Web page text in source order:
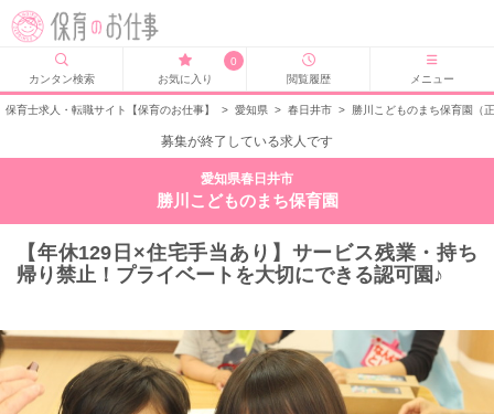
カンタン検索
0
お気に入り
閲覧履歴 メニュー
保育士求人・転職サイト【保育のお仕事】 > 愛知県 > 春日井市 > 勝川こどものまち保育園（
募集が終了している求人です
愛知県春日井市
勝川こどものまち保育園
【年休129日×住宅手当あり】サービス残業・持ち
帰り禁止！プライベートを大切にできる認可園♪